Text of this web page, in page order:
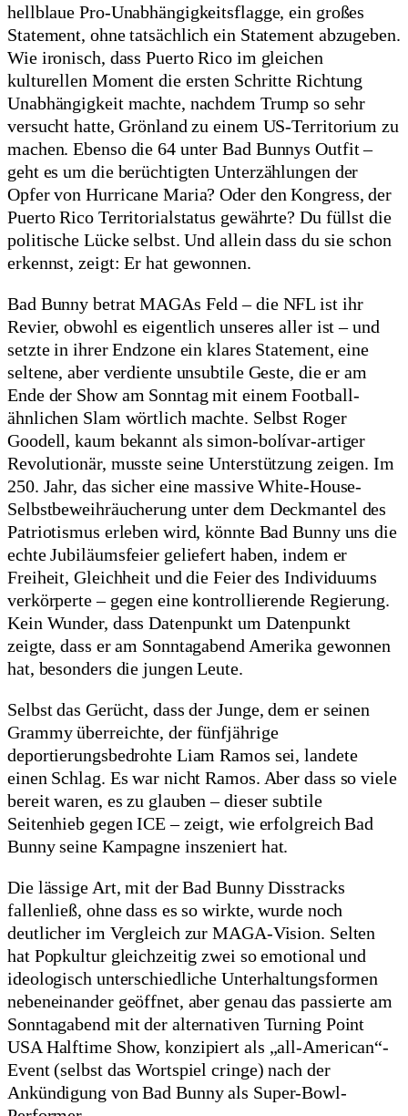
hellblaue Pro-Unabhängigkeitsflagge, ein großes
Statement, ohne tatsächlich ein Statement abzugeben.
Wie ironisch, dass Puerto Rico im gleichen
kulturellen Moment die ersten Schritte Richtung
Unabhängigkeit machte, nachdem Trump so sehr
versucht hatte, Grönland zu einem US-Territorium zu
machen. Ebenso die 64 unter Bad Bunnys Outfit –
geht es um die berüchtigten Unterzählungen der
Opfer von Hurricane Maria? Oder den Kongress, der
Puerto Rico Territorialstatus gewährte? Du füllst die
politische Lücke selbst. Und allein dass du sie schon
erkennst, zeigt: Er hat gewonnen.
Bad Bunny betrat MAGAs Feld – die NFL ist ihr
Revier, obwohl es eigentlich unseres aller ist – und
setzte in ihrer Endzone ein klares Statement, eine
seltene, aber verdiente unsubtile Geste, die er am
Ende der Show am Sonntag mit einem Football-
ähnlichen Slam wörtlich machte. Selbst Roger
Goodell, kaum bekannt als simon-bolívar-artiger
Revolutionär, musste seine Unterstützung zeigen. Im
250. Jahr, das sicher eine massive White-House-
Selbstbeweihräucherung unter dem Deckmantel des
Patriotismus erleben wird, könnte Bad Bunny uns die
echte Jubiläumsfeier geliefert haben, indem er
Freiheit, Gleichheit und die Feier des Individuums
verkörperte – gegen eine kontrollierende Regierung.
Kein Wunder, dass Datenpunkt um Datenpunkt
zeigte, dass er am Sonntagabend Amerika gewonnen
hat, besonders die jungen Leute.
Selbst das Gerücht, dass der Junge, dem er seinen
Grammy überreichte, der fünfjährige
deportierungsbedrohte Liam Ramos sei, landete
einen Schlag. Es war nicht Ramos. Aber dass so viele
bereit waren, es zu glauben – dieser subtile
Seitenhieb gegen ICE – zeigt, wie erfolgreich Bad
Bunny seine Kampagne inszeniert hat.
Die lässige Art, mit der Bad Bunny Disstracks
fallenließ, ohne dass es so wirkte, wurde noch
deutlicher im Vergleich zur MAGA-Vision. Selten
hat Popkultur gleichzeitig zwei so emotional und
ideologisch unterschiedliche Unterhaltungsformen
nebeneinander geöffnet, aber genau das passierte am
Sonntagabend mit der alternativen Turning Point
USA Halftime Show, konzipiert als „all-American“-
Event (selbst das Wortspiel cringe) nach der
Ankündigung von Bad Bunny als Super-Bowl-